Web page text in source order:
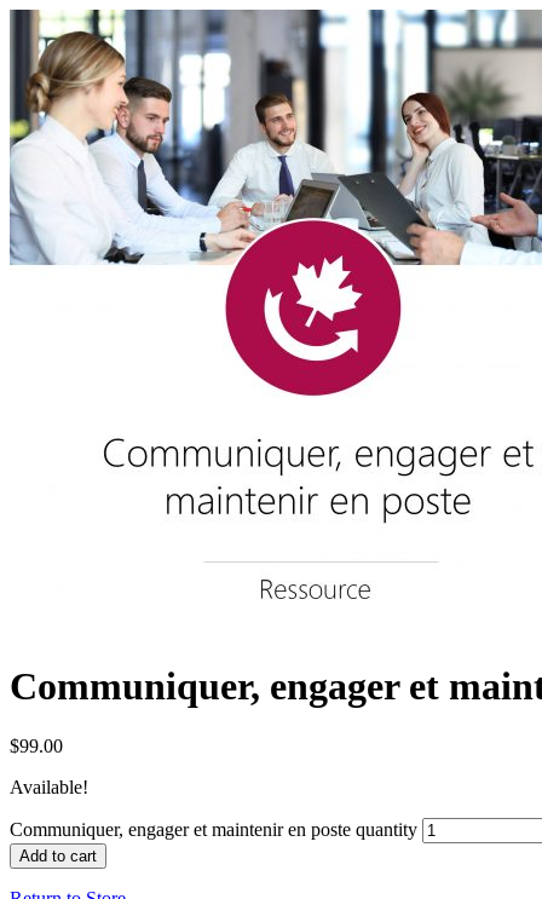
Communiquer, engager et
$99.00
Available!
Communiquer, engager et maintenir en poste quantity
Add to cart